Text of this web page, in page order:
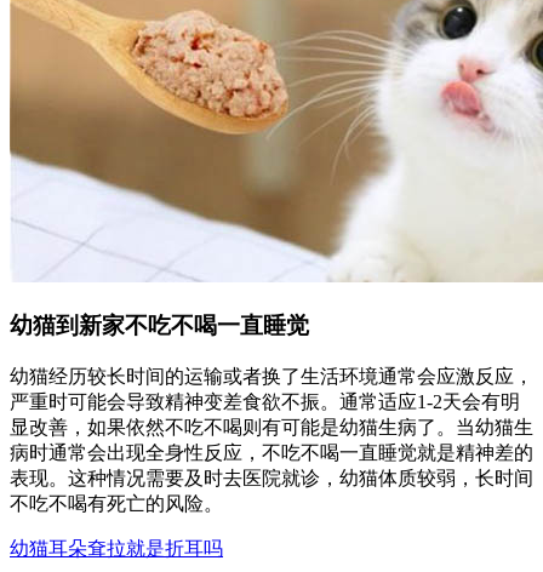
幼猫到新家不吃不喝一直睡觉
幼猫经历较长时间的运输或者换了生活环境通常会应激反应，
严重时可能会导致精神变差食欲不振。通常适应1-2天会有明
显改善，如果依然不吃不喝则有可能是幼猫生病了。当幼猫生
病时通常会出现全身性反应，不吃不喝一直睡觉就是精神差的
表现。这种情况需要及时去医院就诊，幼猫体质较弱，长时间
不吃不喝有死亡的风险。
幼猫耳朵耷拉就是折耳吗